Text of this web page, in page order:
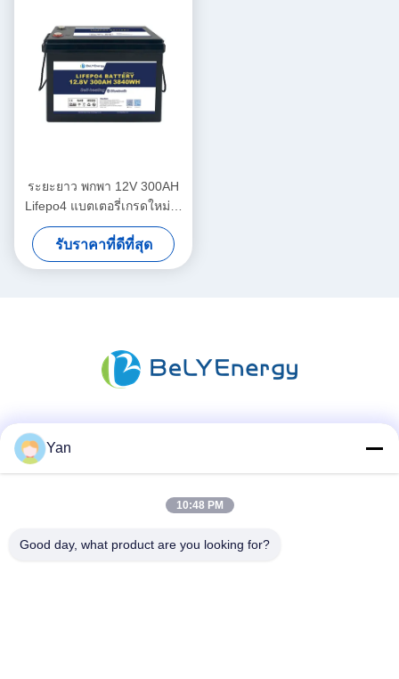
ระยะยาว พกพา 12V 300AH
Lifepo4 แบตเตอรี่เกรดใหม่ A
เซลล์ ระยะยาว
รับราคาที่ดีที่สุด
โทร:
Yan
10:48 PM
Good day, what product are you looking for?